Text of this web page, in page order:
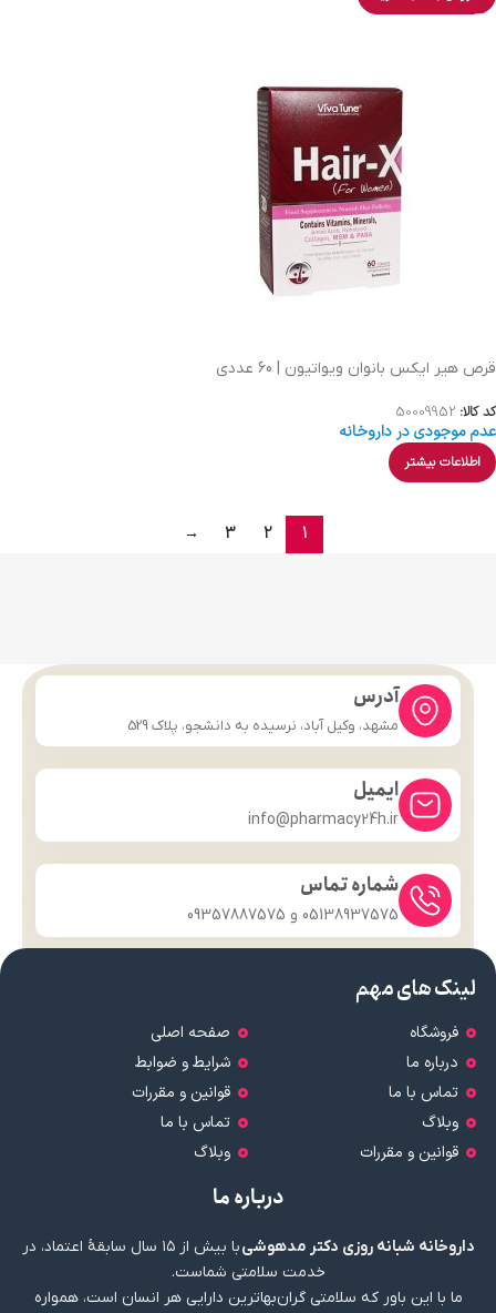
قرص هیر ایکس بانوان ویواتیون | 60 عددی
کد کالا: 50009952
عدم موجودی در داروخانه
اطلاعات بیشتر
1
2
3
→
آدرس
مشهد، وکیل آباد، نرسیده به دانشجو، پلاک 529
ایمیل
info@pharmacy24h.ir
شماره تماس
05138937575 و 09357887575
لینک های مهم
فروشگاه
درباره ما
تماس با ما
وبلاگ
قوانین و مقررات
صفحه اصلی
شرایط و ضوابط
قوانین و مقررات
تماس با ما
وبلاگ
درباره ما
داروخانه شبانه روزی دکتر مدهوشی
با بیش از ۱۵ سال سابقهٔ اعتماد، در
خدمت سلامتی شماست.
ما با این باور که سلامتی گران‌بهاترین دارایی هر انسان است، همواره